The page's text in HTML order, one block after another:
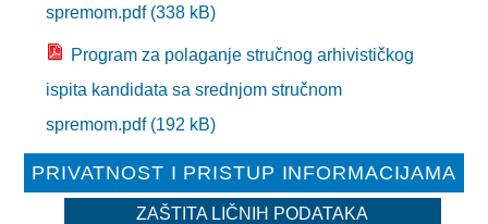
spremom.pdf (338 kB)
Program za polaganje stručnog arhivističkog
ispita kandidata sa srednjom stručnom
spremom.pdf (192 kB)
PRIVATNOST I PRISTUP INFORMACIJAMA
ZAŠTITA LIČNIH PODATAKA
INFORMACIJE
VIJEĆA MLADIH NA PODRUČJU TK
DOKUMENTI
OSTALO